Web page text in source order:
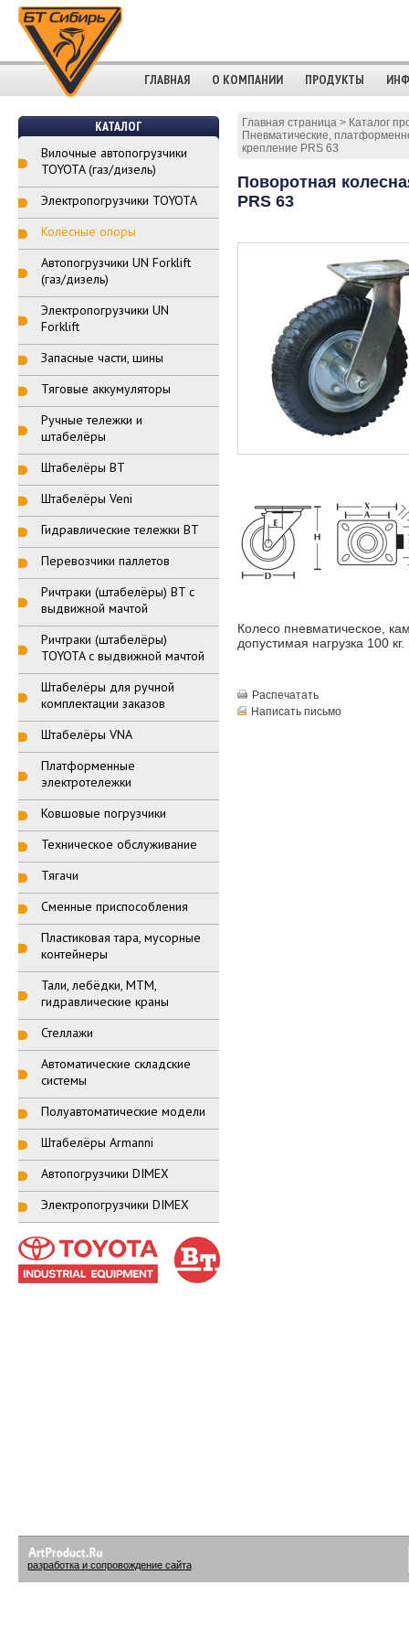
ГЛАВНАЯ О КОМПАНИИ ПРОДУКТЫ
КАТАЛОГ
Вилочные автопогрузчики
TOYOTA (газ/дизель)
Электропогрузчики TOYOTA
Колёсные опоры
Автопогрузчики UN Forklift
(газ/дизель)
Электропогрузчики UN
Forklift
Запасные части, шины
Тяговые аккумуляторы
Ручные тележки и
штабелёры
Штабелёры BT
Штабелёры Veni
Гидравлические тележки BT
Перевозчики паллетов
Ричтраки (штабелёры) BT с
выдвижной мачтой
Ричтраки (штабелёры)
TOYOTA с выдвижной мачтой
Штабелёры для ручной
комплектации заказов
Штабелёры VNA
Платформенные
электротележки
Ковшовые погрузчики
Техническое обслуживание
Тягачи
Сменные приспособления
Пластиковая тара, мусорные
контейнеры
Тали, лебёдки, МТМ,
гидравлические краны
Стеллажи
Автоматические складские
системы
Полуавтоматические модели
Штабелёры Armanni
Автопогрузчики DIMEX
Электропогрузчики DIMEX
Главная страница> Каталог
Пневматические,
крепление PRS 63
Поворотная
PRS 63
Колесо пневматическое,
допустимая нагрузка 100 кг.
Распечатать
Написать письмо
разработка и сопровождение сайта